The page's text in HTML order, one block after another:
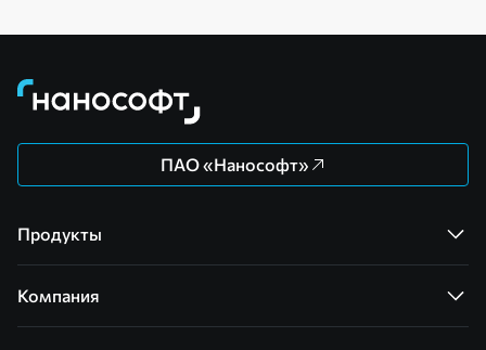
ПАО «Нанософт»
Продукты
Компания